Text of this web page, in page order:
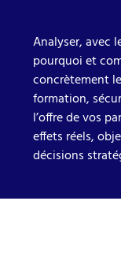
Analyser, avec
pourquoi et
concrètement
formation,
l’offre de vos
effets réels,
décisions